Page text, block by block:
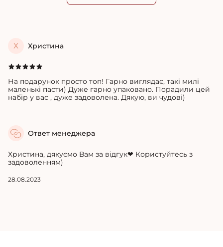
Х Христина
На подарунок просто топ! Гарно виглядає, такі милі
маленькі пасти) Дуже гарно упаковано. Порадили цей
набір у вас , дуже задоволена. Дякую, ви чудові)
Ответ менеджера
Христина, дякуємо Вам за відгук❤ Користуйтесь з
задоволенням)
28.08.2023